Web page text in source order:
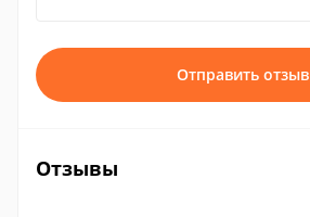
Отправить отзыв
Отзывы